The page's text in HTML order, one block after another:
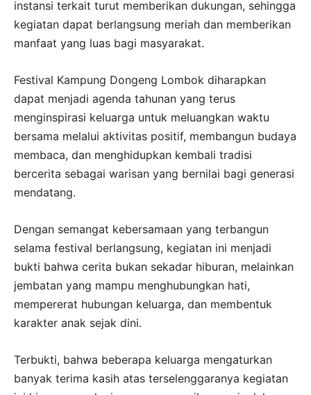
instansi terkait turut memberikan dukungan, sehingga
kegiatan dapat berlangsung meriah dan memberikan
manfaat yang luas bagi masyarakat.
Festival Kampung Dongeng Lombok diharapkan
dapat menjadi agenda tahunan yang terus
menginspirasi keluarga untuk meluangkan waktu
bersama melalui aktivitas positif, membangun budaya
membaca, dan menghidupkan kembali tradisi
bercerita sebagai warisan yang bernilai bagi generasi
mendatang.
Dengan semangat kebersamaan yang terbangun
selama festival berlangsung, kegiatan ini menjadi
bukti bahwa cerita bukan sekadar hiburan, melainkan
jembatan yang mampu menghubungkan hati,
mempererat hubungan keluarga, dan membentuk
karakter anak sejak dini.
Terbukti, bahwa beberapa keluarga mengaturkan
banyak terima kasih atas terselenggaranya kegiatan